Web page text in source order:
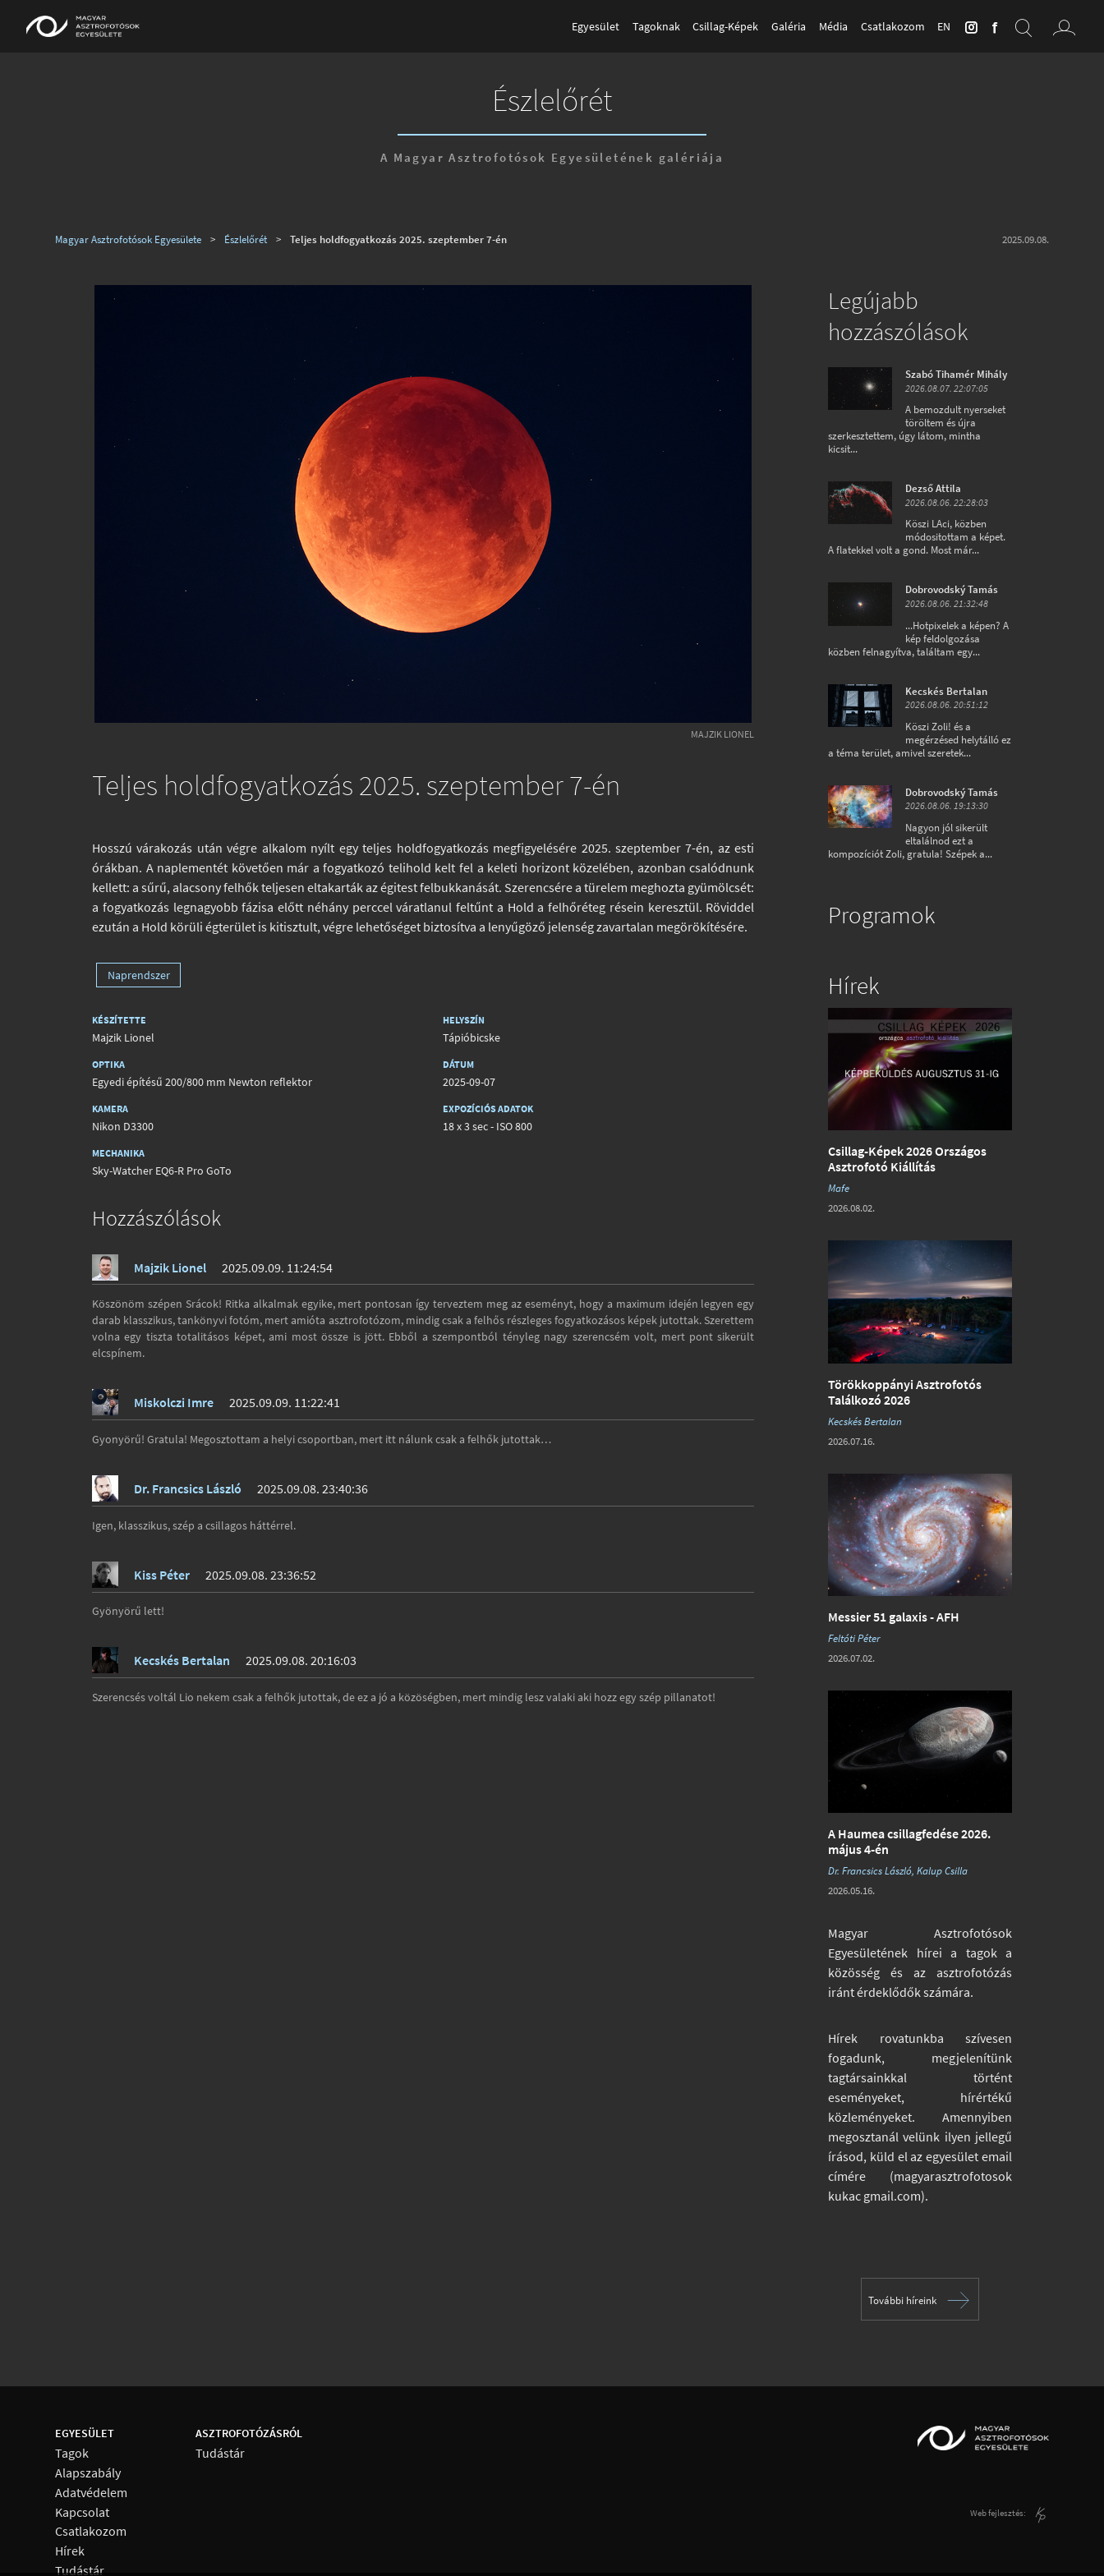
Egyesület Tagoknak Csillag-Képek Galéria Média Csatlakozom EN
Észlelőrét
A Magyar Asztrofotósok Egyesületének galériája
2025.09.08.
Magyar Asztrofotósok Egyesülete > Észlelőrét > Teljes holdfogyatkozás 2025. szeptember 7-én
MAJZIK LIONEL
Teljes holdfogyatkozás 2025. szeptember 7-én
Hosszú várakozás után végre alkalom nyílt egy teljes holdfogyatkozás megfigyelésére 2025. szeptember 7-én, az esti
órákban. A naplementét követően már a fogyatkozó telihold kelt fel a keleti horizont közelében, azonban csalódnunk
kellett: a sűrű, alacsony felhők teljesen eltakarták az égitest felbukkanását. Szerencsére a türelem meghozta gyümölcsét:
a fogyatkozás legnagyobb fázisa előtt néhány perccel váratlanul feltűnt a Hold a felhőréteg résein keresztül. Röviddel
ezután a Hold körüli égterület is kitisztult, végre lehetőséget biztosítva a lenyűgöző jelenség zavartalan megörökítésére.
Naprendszer
KÉSZÍTETTE
Majzik Lionel
OPTIKA
Egyedi építésű 200/800 mm Newton reflektor
KAMERA
Nikon D3300
MECHANIKA
Sky-Watcher EQ6-R Pro GoTo
HELYSZÍN
Tápióbicske
DÁTUM
2025-09-07
EXPOZÍCIÓS ADATOK
18 x 3 sec - ISO 800
Hozzászólások
Majzik Lionel 2025.09.09. 11:24:54
Köszönöm szépen Srácok! Ritka alkalmak egyike, mert pontosan így terveztem meg az eseményt, hogy a maximum idején legyen egy
darab klasszikus, tankönyvi fotóm, mert amióta asztrofotózom, mindig csak a felhős részleges fogyatkozásos képek jutottak. Szerettem
volna egy tiszta totalitásos képet, ami most össze is jött. Ebből a szempontból tényleg nagy szerencsém volt, mert pont sikerült
elcspínem.
Miskolczi Imre 2025.09.09. 11:22:41
Gyonyörű! Gratula! Megosztottam a helyi csoportban, mert itt nálunk csak a felhők jutottak…
Dr. Francsics László 2025.09.08. 23:40:36
Igen, klasszikus, szép a csillagos háttérrel.
Kiss Péter 2025.09.08. 23:36:52
Gyönyörű lett!
Kecskés Bertalan 2025.09.08. 20:16:03
Szerencsés voltál Lio nekem csak a felhők jutottak, de ez a jó a közöségben, mert mindig lesz valaki aki hozz egy szép pillanatot!
Legújabb
hozzászólások
Szabó Tihamér Mihály
2026.08.07. 22:07:05
A bemozdult nyerseket
töröltem és újra
szerkesztettem, úgy látom, mintha
kicsit...
Dezső Attila
2026.08.06. 22:28:03
Köszi LAci, közben
módositottam a képet.
A flatekkel volt a gond. Most már...
Dobrovodský Tamás
2026.08.06. 21:32:48
...Hotpixelek a képen? A
kép feldolgozása
közben felnagyítva, találtam egy...
Kecskés Bertalan
2026.08.06. 20:51:12
Köszi Zoli! és a
megérzésed helytálló ez
a téma terület, amivel szeretek...
Dobrovodský Tamás
2026.08.06. 19:13:30
Nagyon jól sikerült
eltalálnod ezt a
kompozíciót Zoli, gratula! Szépek a...
Programok
Hírek
Csillag-Képek 2026 Országos
Asztrofotó Kiállítás
Mafe
2026.08.02.
Törökkoppányi Asztrofotós
Találkozó 2026
Kecskés Bertalan
2026.07.16.
Messier 51 galaxis - AFH
Feltóti Péter
2026.07.02.
A Haumea csillagfedése 2026.
május 4-én
Dr. Francsics László, Kalup Csilla
2026.05.16.
Magyar Asztrofotósok
Egyesületének hírei a tagok a
közösség és az asztrofotózás
iránt érdeklődők számára.
Hírek rovatunkba szívesen
fogadunk, megjelenítünk
tagtársainkkal történt
eseményeket, hírértékű
közleményeket. Amennyiben
megosztanál velünk ilyen jellegű
írásod, küld el az egyesület email
címére (magyarasztrofotosok
kukac gmail.com).
További híreink
EGYESÜLET
Tagok
Alapszabály
Adatvédelem
Kapcsolat
Csatlakozom
Hírek
Tudástár
ASZTROFOTÓZÁSRÓL
Tudástár
Web fejlesztés: